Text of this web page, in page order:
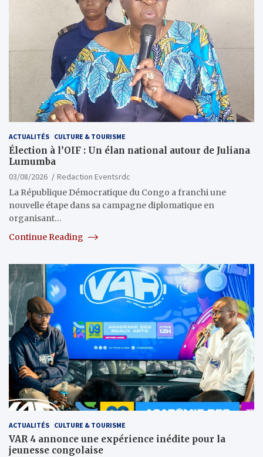
ACTUALITÉS CULTURE & TOURISME
Élection à l’OIF : Un élan national autour de Juliana
Lumumba
03/08/2026
Redaction Eventsrdc
La République Démocratique du Congo a franchi une
nouvelle étape dans sa campagne diplomatique en
organisant…
Continue Reading
ACTUALITÉS CULTURE & TOURISME
VAR 4 annonce une expérience inédite pour la
jeunesse congolaise